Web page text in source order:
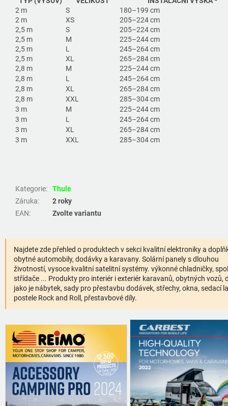
2 m
S
180–199 cm
2 m
XS
205–224 cm
2,5 m
S
205–224 cm
2,5 m
M
225–244 cm
2,5 m
L
245–264 cm
2,5 m
XL
265–284 cm
2,8 m
M
225–244 cm
2,8 m
L
245–264 cm
2,8 m
XL
265–284 cm
2,8 m
XXL
285–304 cm
3 m
M
225–244 cm
3 m
L
245–264 cm
3 m
XL
265–284 cm
3 m
XXL 285–304 cm
Kategorie:
Thule
Záruka:
2 roky
EAN: Zvolte variantu
Najdete zde přehled o produktech v sekci kvalitní elektroniky a
obytné automobily, dodávky a karavany. Solární panely s dlouhou
životností, vysoce kvalitní satelitní systémy. výkonné chladničky,
střídače ... Produkty pro interiér i exteriér karavanů, obytných vozů,
jako je nábytek, sady pro přestavbu dodávek, střechy, okna, sedací
postele Rock and Roll, přestavbové díly.